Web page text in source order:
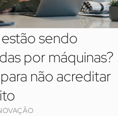
sendo
por máquinas?
não acreditar